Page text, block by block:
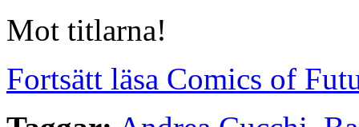
Mot titlarna!
Fortsätt läsa Comics of